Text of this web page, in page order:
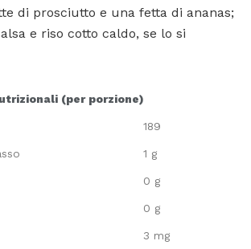
di prosciutto e una fetta di ananas;
e riso cotto caldo, se lo si
(per porzione)
189
1 g
0 g
0 g
3 mg